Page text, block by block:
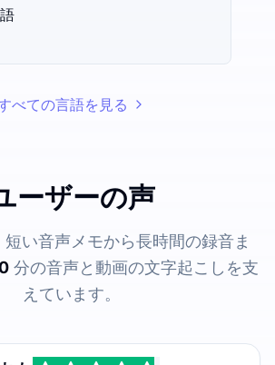
べての言語を見る
ーザーの声
い音声メモから長時間の録音ま
分の音声と動画の文字起こしを支
えています。